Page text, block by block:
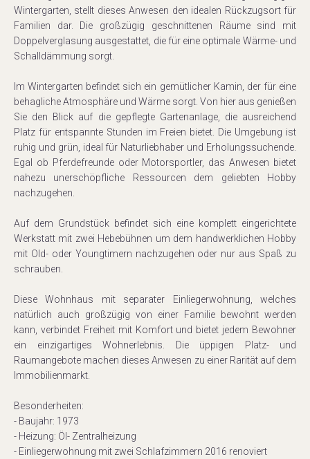
Wintergarten, stellt dieses Anwesen den idealen Rückzugsort für
Familien dar. Die großzügig geschnittenen Räume sind mit
Doppelverglasung ausgestattet, die für eine optimale Wärme- und
Schalldämmung sorgt.
Im Wintergarten befindet sich ein gemütlicher Kamin, der für eine
behagliche Atmosphäre und Wärme sorgt. Von hier aus genießen
Sie den Blick auf die gepflegte Gartenanlage, die ausreichend
Platz für entspannte Stunden im Freien bietet. Die Umgebung ist
ruhig und grün, ideal für Naturliebhaber und Erholungssuchende.
Egal ob Pferdefreunde oder Motorsportler, das Anwesen bietet
nahezu unerschöpfliche Ressourcen dem geliebten Hobby
nachzugehen.
Auf dem Grundstück befindet sich eine komplett eingerichtete
Werkstatt mit zwei Hebebühnen um dem handwerklichen Hobby
mit Old- oder Youngtimern nachzugehen oder nur aus Spaß zu
schrauben.
Diese Wohnhaus mit separater Einliegerwohnung, welches
natürlich auch großzügig von einer Familie bewohnt werden
kann, verbindet Freiheit mit Komfort und bietet jedem Bewohner
ein einzigartiges Wohnerlebnis. Die üppigen Platz- und
Raumangebote machen dieses Anwesen zu einer Rarität auf dem
Immobilienmarkt.
Besonderheiten:
- Baujahr: 1973
- Heizung: Öl- Zentralheizung
- Einliegerwohnung mit zwei Schlafzimmern 2016 renoviert